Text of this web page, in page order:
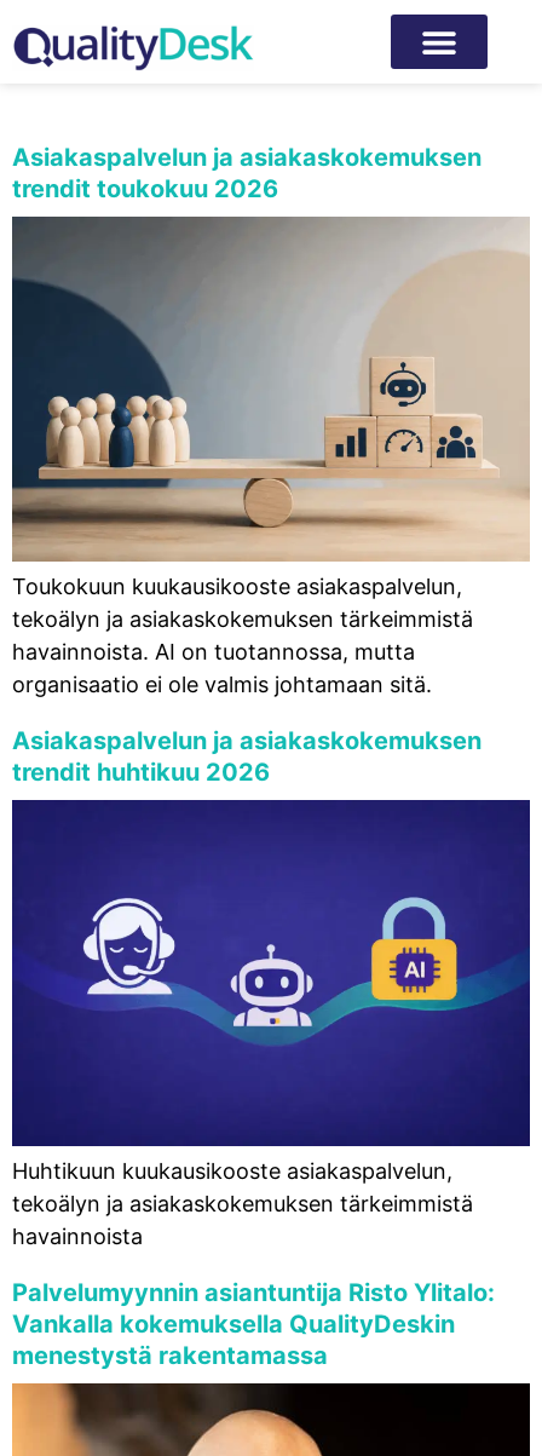
Asiakaspalvelun ja asiakaskokemuksen
trendit toukokuu 2026
Toukokuun kuukausikooste asiakaspalvelun,
tekoälyn ja asiakaskokemuksen tärkeimmistä
havainnoista. AI on tuotannossa, mutta
organisaatio ei ole valmis johtamaan sitä.
Asiakaspalvelun ja asiakaskokemuksen
trendit huhtikuu 2026
Huhtikuun kuukausikooste asiakaspalvelun,
tekoälyn ja asiakaskokemuksen tärkeimmistä
havainnoista
Palvelumyynnin asiantuntija Risto Ylitalo:
Vankalla kokemuksella QualityDeskin
menestystä rakentamassa